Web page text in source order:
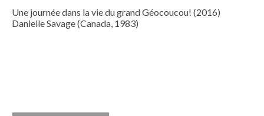
Une journée dans la vie du grand Géocoucou! (2016)
Danielle Savage (Canada, 1983)